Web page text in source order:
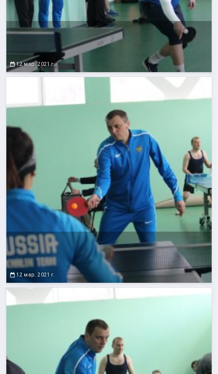
12 мар. 2021 г.
12 мар. 2021 г.